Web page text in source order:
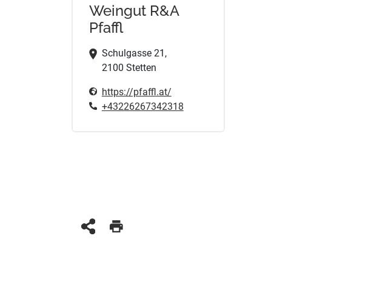
Weingut R&A
Pfaffl
Schulgasse 21,
2100 Stetten
https://pfaffl.at/
+43226267342318